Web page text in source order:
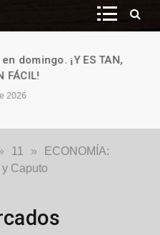
domingo. ¡Y ES TAN,
11 »
ECONOMÍA:
Caputo